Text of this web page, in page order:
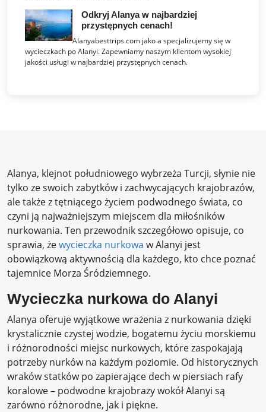
Odkryj Alanya w najbardziej
przystępnych cenach!
Alanyabesttrips.com jako a specjalizujemy się w
wycieczkach po Alanyi. Zapewniamy naszym klientom wysokiej
jakości usługi w najbardziej przystępnych cenach.
Alanya, klejnot południowego wybrzeża Turcji, słynie nie
tylko ze swoich zabytków i zachwycających krajobrazów,
ale także z tętniącego życiem podwodnego świata, co
czyni ją najważniejszym miejscem dla miłośników
nurkowania. Ten przewodnik szczegółowo opisuje, co
sprawia, że ​​wycieczka nurkowa w Alanyi jest
obowiązkową aktywnością dla każdego, kto chce poznać
tajemnice Morza Śródziemnego.
Wycieczka nurkowa do Alanyi
Alanya oferuje wyjątkowe wrażenia z nurkowania dzięki
krystalicznie czystej wodzie, bogatemu życiu morskiemu
i różnorodności miejsc nurkowych, które zaspokajają
potrzeby nurków na każdym poziomie. Od historycznych
wraków statków po zapierające dech w piersiach rafy
koralowe – podwodne krajobrazy wokół Alanyi są
zarówno różnorodne, jak i piękne.